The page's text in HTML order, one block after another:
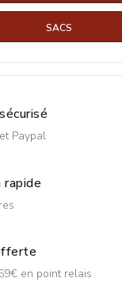
SACS
Paypal
rapide
en point relais